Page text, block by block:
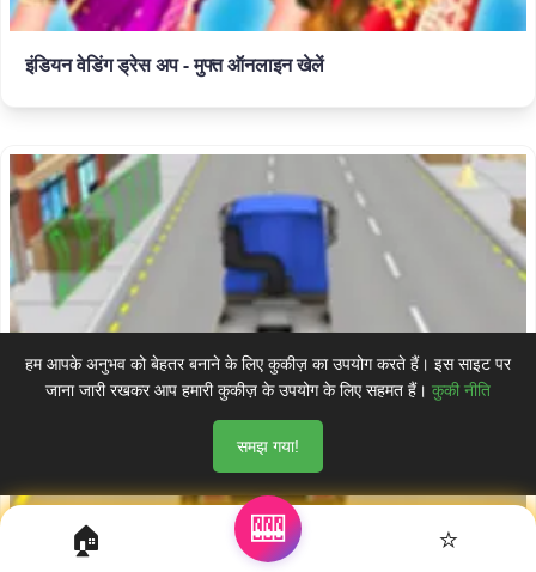
इंडियन वेडिंग ड्रेस अप - मुफ्त ऑनलाइन खेलें
🏠 🎰 ⭐
हम आपके अनुभव को बेहतर बनाने के लिए कुकीज़ का उपयोग करते हैं। इस साइट पर
जाना जारी रखकर आप हमारी कुकीज़ के उपयोग के लिए सहमत हैं। कुकी नीति
समझ गया!